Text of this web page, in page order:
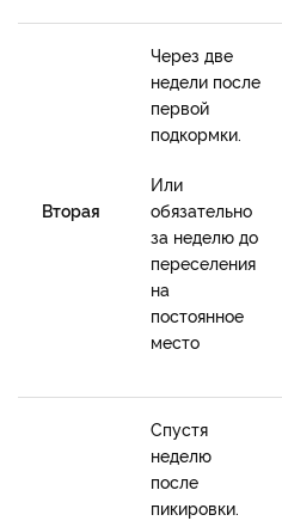
Вторая
Через две
недели после
первой
подкормки.
Или
обязательно
за неделю до
переселения
на
постоянное
место
Спустя
неделю
после
пикировки.